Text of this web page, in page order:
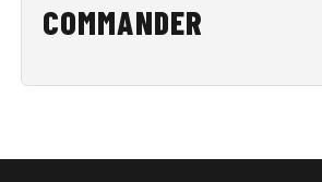
COMMANDER